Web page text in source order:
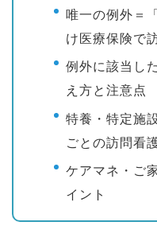
唯一の例外＝
け医療保険で
例外に該当し
え方と注意点
特養・特定施
ごとの訪問看
ケアマネ・ご
イント